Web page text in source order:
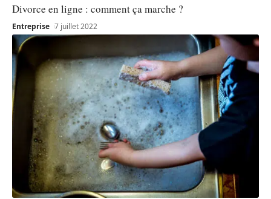
Divorce en ligne : comment ça marche ?
Entreprise 7 juillet 2022